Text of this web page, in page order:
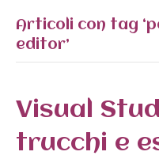
Articoli con tag
editor’
Visual
trucchi e